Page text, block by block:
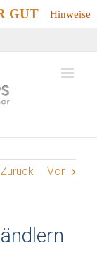
GUT Hinweise
Zurück Vor